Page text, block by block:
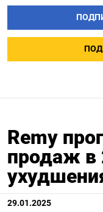
Remy
продаж в
29.01.2025